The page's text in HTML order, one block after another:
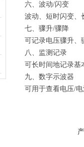
六、波动/闪变
波动、短时闪变、
七、骤升/骤降
可记录电压骤升、
八、监测记录
可长时间地记录基
九、数字示波器
可用于查看电压/